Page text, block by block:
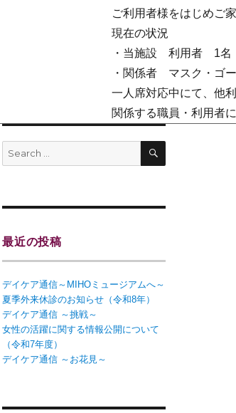
ご利用者様をはじめご
現在の状況
・当施設 利用者 1名
・関係者 マスク・ゴ
一人席対応中にて、他
関係する職員・利用者
最近の投稿
デイケア通信～MIHOミュージアムへ～
夏季外来休診のお知らせ（令和8年）
デイケア通信 ～挑戦～
女性の活躍に関する情報公開について
（令和7年度）
デイケア通信 ～お花見～